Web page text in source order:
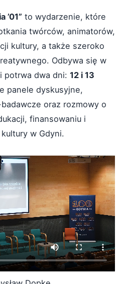
’01” to wydarzenie, które
twórców, animatorów,
kultury, a także szeroko
Odbywa się w
potrwa dwa dni: 12 i 13
panele dyskusyjne,
oraz rozmowy o
finansowaniu i
w Gdyni.